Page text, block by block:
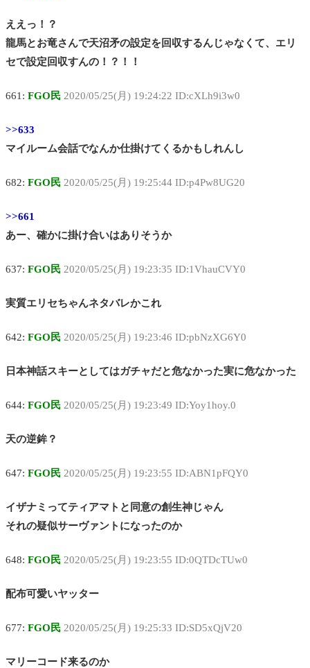
ええっ！？
龍馬とお竜さんで天沼矛の設定を回収するんじゃなくて、エリ
セで設定回収すんの！？！！
661: FGO民 2020/05/25(月) 19:24:22 ID:cXLh9i3w0
>>633
マイルーム会話でなんか仕掛けてくるかもしれんし
682: FGO民 2020/05/25(月) 19:25:44 ID:p4Pw8UG20
>>661
あー、確かに掛け合いはありそうか
637: FGO民 2020/05/25(月) 19:23:35 ID:1VhauCVY0
実質エリセちゃんネタバレかこれ
642: FGO民 2020/05/25(月) 19:23:46 ID:pbNzXG6Y0
日本神話スキーとしてはガチャだと危なかった実に危なかった
644: FGO民 2020/05/25(月) 19:23:49 ID:Yoy1hoy.0
天の逆鉾？
647: FGO民 2020/05/25(月) 19:23:55 ID:ABN1pFQY0
イザナミってティアマトと同意の創生神じゃん
それの疑似サーヴァントになったのか
648: FGO民 2020/05/25(月) 19:23:55 ID:0QTDcTUw0
配布可愛いヤッター
677: FGO民 2020/05/25(月) 19:25:33 ID:SD5xQjV20
マリーコード来るのか